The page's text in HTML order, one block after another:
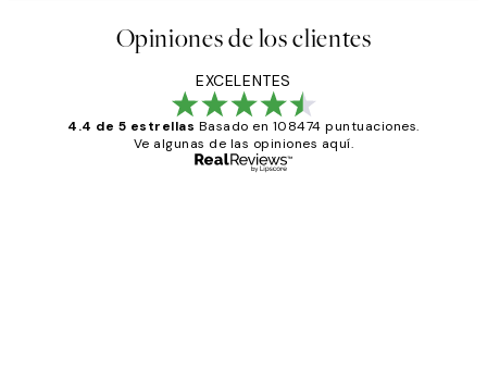
Opiniones de los clientes
EXCELENTES
4.4 de 5 estrellas Basado en 108474 puntuaciones.
Ve algunas de las opiniones aquí.